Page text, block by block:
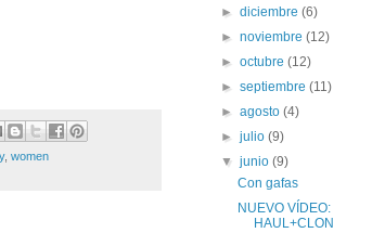
, women
►diciembre(6)
►noviembre(12)
►octubre(12)
►septiembre(11)
►agosto(4)
►julio(9)
▼junio(9)
Con gafas
NUEVO VÍDEO:
HAUL+CLON